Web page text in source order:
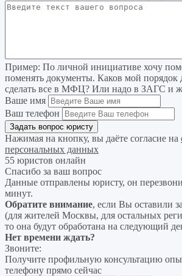
Пример: По личной инициативе хочу
поменять документы. Каков мой порядок
сделать все в МФЦ? Или надо в ЗАГС и
Ваше имя
Ваш телефон
Нажимая на кнопку, вы даёте согласие на
персональных данных
55 юристов онлайн
Спасибо за ваш вопрос
Данные отправлены юристу, он
минут.
Обратите внимание, если Вы оставили
(для жителей Москвы, для остальных
то она будут обработана на следующий
Нет времени ждать?
Звоните:
Получите профильную консультацию
телефону прямо сейчас